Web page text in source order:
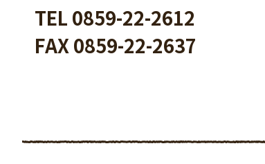
TEL 0859-22-2612
FAX 0859-22-2637